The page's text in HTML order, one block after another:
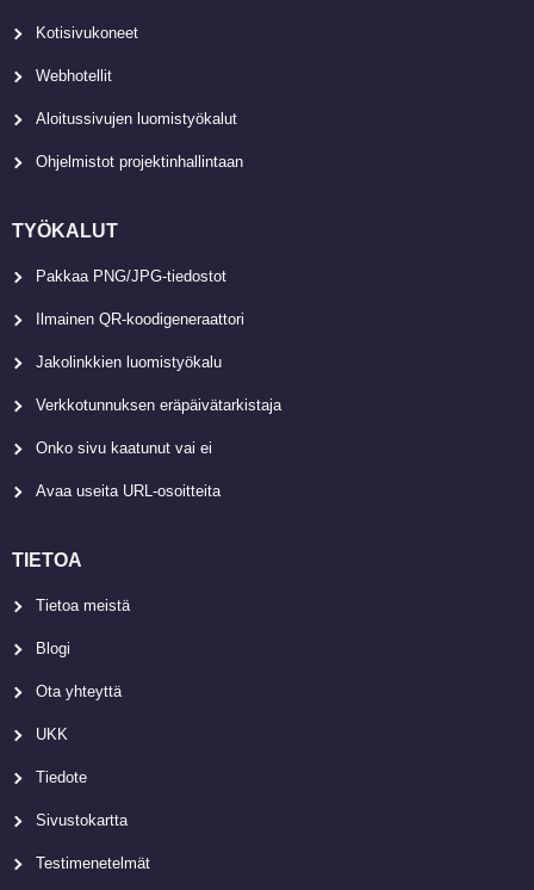
Kotisivukoneet
Webhotellit
Aloitussivujen luomistyökalut
Ohjelmistot projektinhallintaan
TYÖKALUT
Pakkaa PNG/JPG-tiedostot
Ilmainen QR-koodigeneraattori
Jakolinkkien luomistyökalu
Verkkotunnuksen eräpäivätarkistaja
Onko sivu kaatunut vai ei
Avaa useita URL-osoitteita
TIETOA
Tietoa meistä
Blogi
Ota yhteyttä
UKK
Tiedote
Sivustokartta
Testimenetelmät